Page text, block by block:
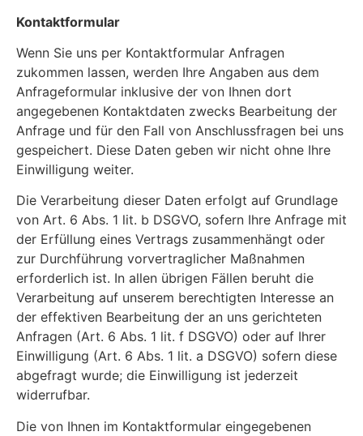
Kontaktformular
Wenn Sie uns per Kontaktformular Anfragen
zukommen lassen, werden Ihre Angaben aus dem
Anfrageformular inklusive der von Ihnen dort
angegebenen Kontaktdaten zwecks Bearbeitung der
Anfrage und für den Fall von Anschlussfragen bei uns
gespeichert. Diese Daten geben wir nicht ohne Ihre
Einwilligung weiter.
Die Verarbeitung dieser Daten erfolgt auf Grundlage
von Art. 6 Abs. 1 lit. b DSGVO, sofern Ihre Anfrage mit
der Erfüllung eines Vertrags zusammenhängt oder
zur Durchführung vorvertraglicher Maßnahmen
erforderlich ist. In allen übrigen Fällen beruht die
Verarbeitung auf unserem berechtigten Interesse an
der effektiven Bearbeitung der an uns gerichteten
Anfragen (Art. 6 Abs. 1 lit. f DSGVO) oder auf Ihrer
Einwilligung (Art. 6 Abs. 1 lit. a DSGVO) sofern diese
abgefragt wurde; die Einwilligung ist jederzeit
widerrufbar.
Die von Ihnen im Kontaktformular eingegebenen